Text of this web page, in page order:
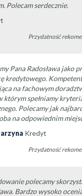
Polecam serdecznie.
Przydatność
Pana Radosława jako
kredytowego.
na fachowym
którym spełniamy
Polecamy jak
na odpowiednim
Kredyt
Przydatność
polecamy
Bardzo wysoko